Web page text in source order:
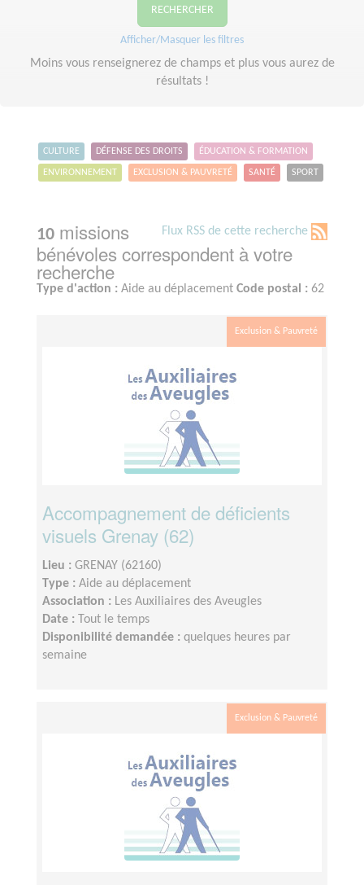
RECHERCHER
Afficher/Masquer les filtres
Moins vous renseignerez de champs et plus vous aurez de
résultats !
CULTURE DÉFENSE DES DROITS ÉDUCATION & FORMATION
ENVIRONNEMENT EXCLUSION & PAUVRETÉ SANTÉ SPORT
Flux RSS de cette recherche
10 missions
bénévoles correspondent à votre
recherche
Type d'action : Aide au déplacement Code postal : 62
Exclusion & Pauvreté
Accompagnement de déficients
visuels Grenay (62)
Lieu : GRENAY (62160)
Type : Aide au déplacement
Association : Les Auxiliaires des Aveugles
Date :
Tout le temps
Disponibilité demandée : quelques heures par
semaine
Exclusion & Pauvreté